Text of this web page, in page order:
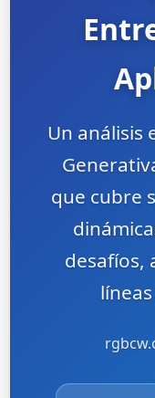
Un análisis
que cubre
desafíos,